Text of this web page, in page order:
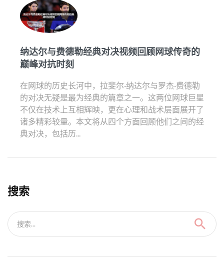
纳达尔与费德勒经典对决视频回顾网球传奇的
巅峰对抗时刻
在网球的历史长河中，拉斐尔·纳达尔与罗杰·费德勒
的对决无疑是最为经典的篇章之一。这两位网球巨星
不仅在技术上互相辉映，更在心理和战术层面展开了
诸多精彩较量。本文将从四个方面回顾他们之间的经
典对决，包括历...
搜索
搜索...